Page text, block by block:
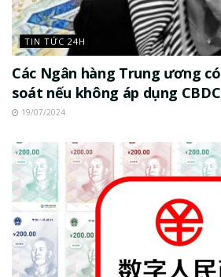
TIN TỨC 24H
Các Ngân hàng Trung ương
soát nếu không áp dụng CBDC
19/07/2024